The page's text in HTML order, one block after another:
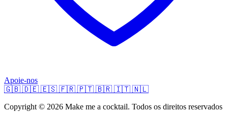
Apoie-nos
🇬🇧 🇩🇪 🇪🇸 🇫🇷 🇵🇹 🇧🇷 🇮🇹 🇳🇱
Copyright © 2026 Make me a cocktail. Todos os direitos reservados